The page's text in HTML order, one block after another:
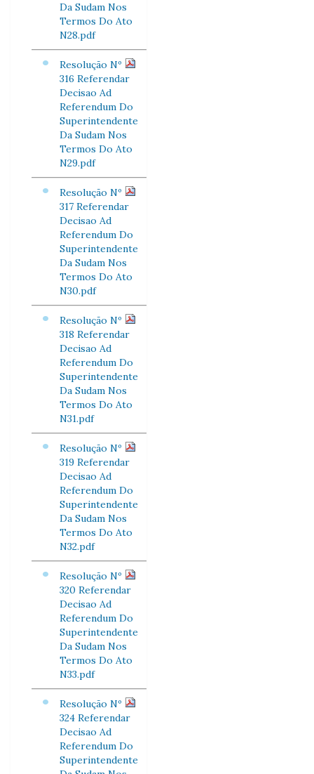
Da Sudam Nos
Termos Do Ato
N28.pdf
Resolução Nº
316 Referendar
Decisao Ad
Referendum Do
Superintendente
Da Sudam Nos
Termos Do Ato
N29.pdf
Resolução Nº
317 Referendar
Decisao Ad
Referendum Do
Superintendente
Da Sudam Nos
Termos Do Ato
N30.pdf
Resolução Nº
318 Referendar
Decisao Ad
Referendum Do
Superintendente
Da Sudam Nos
Termos Do Ato
N31.pdf
Resolução Nº
319 Referendar
Decisao Ad
Referendum Do
Superintendente
Da Sudam Nos
Termos Do Ato
N32.pdf
Resolução Nº
320 Referendar
Decisao Ad
Referendum Do
Superintendente
Da Sudam Nos
Termos Do Ato
N33.pdf
Resolução Nº
324 Referendar
Decisao Ad
Referendum Do
Superintendente